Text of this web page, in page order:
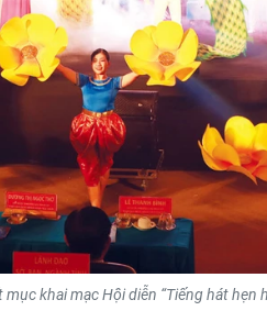
mục khai mạc Hội diễn “Tiếng hát hẹn